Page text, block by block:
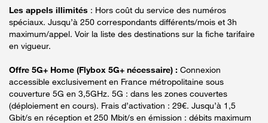
Les appels illimités : Hors coût du service des numéros
spéciaux. Jusqu’à 250 correspondants différents/mois et 3h
maximum/appel. Voir la liste des destinations sur la fiche tarifaire
en vigueur.
Offre 5G+ Home (Flybox 5G+ nécessaire) : Connexion
accessible exclusivement en France métropolitaine sous
couverture 5G en 3,5GHz. 5G : dans les zones couvertes
(déploiement en cours). Frais d’activation : 29€. Jusqu’à 1,5
Gbit/s en réception et 250 Mbit/s en émission : débits maximum